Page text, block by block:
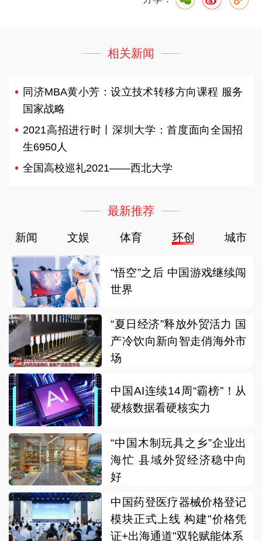
相关新闻
同济MBA黄小芳：设立技术转移方向课程 服务
国家战略
2021高招进行时丨深圳大学：首度面向全国招
生6950人
全国高校巡礼2021——西北大学
最新推荐
新闻 文娱 体育 环创 城市
“悟空”之后 中国游戏继续闯
世界
“夏日经济”释放外贸活力 国
产冷饮向新向智走俏海外市
场
中国AI连续14周“霸榜”！从
硬核数据看硬核实力
“中国木制玩具之乡”企业出
海忙 县域外贸经济稳中向
好
中国药登医疗器械价格登记
模块正式上线 构建"价格凭
证+出海通道"双轮赋能体系